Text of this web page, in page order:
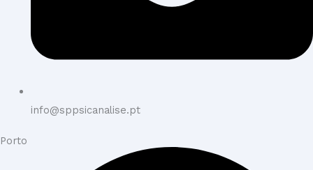
info@sppsicanalise.pt
Porto